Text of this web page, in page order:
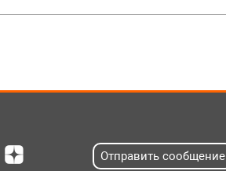
Отправить сообщение